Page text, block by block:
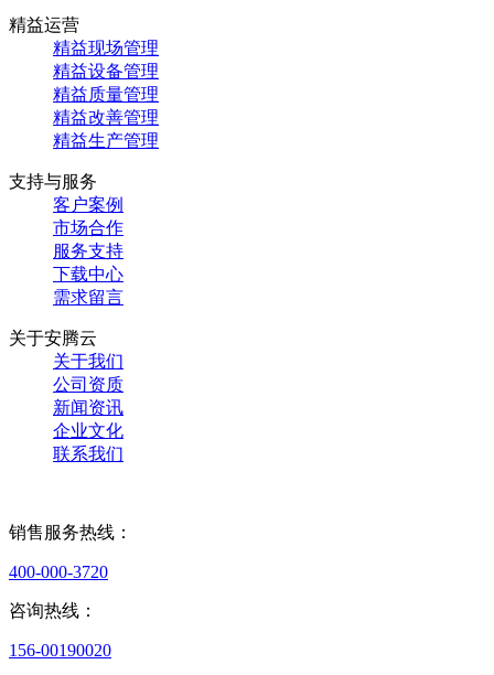
精益运营
精益现场管理
精益设备管理
精益质量管理
精益改善管理
精益生产管理
支持与服务
客户案例
市场合作
服务支持
下载中心
需求留言
关于安腾云
关于我们
公司资质
新闻资讯
企业文化
联系我们
销售服务热线：
400-000-3720
咨询热线：
156-00190020